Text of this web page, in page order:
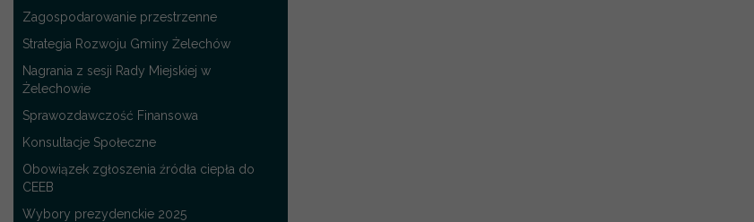
Zagospodarowanie przestrzenne
Strategia Rozwoju Gminy Żelechów
Nagrania z sesji Rady Miejskiej w
Żelechowie
Sprawozdawczość Finansowa
Konsultacje Społeczne
Obowiązek zgłoszenia źródła ciepła do
CEEB
Wybory prezydenckie 2025